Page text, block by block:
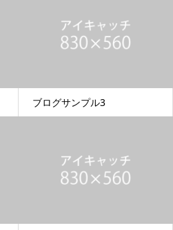
ブログサンプル3